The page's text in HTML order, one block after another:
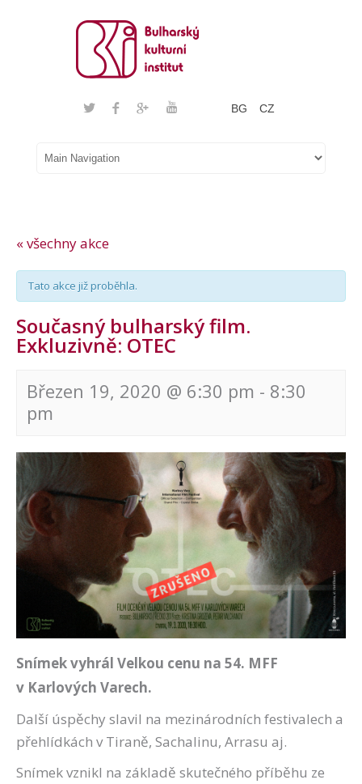
BG CZ
« všechny akce
Tato akce již proběhla.
Současný bulharský film.
Exkluzivně: OTEC
Březen 19, 2020 @ 6:30 pm - 8:30
pm
Navigace
pro
akce
Snímek vyhrál Velkou cenu na 54. MFF
v Karlových Varech.
Další úspěchy slavil na mezinárodních festivalech a
přehlídkách v Tiraně, Sachalinu, Arrasu aj.
Snímek vznikl na základě skutečného příběhu ze